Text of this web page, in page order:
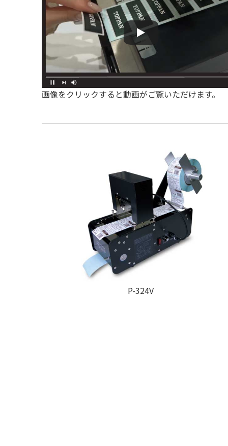
画像をクリックすると動画がご覧いただけます。
P-324V